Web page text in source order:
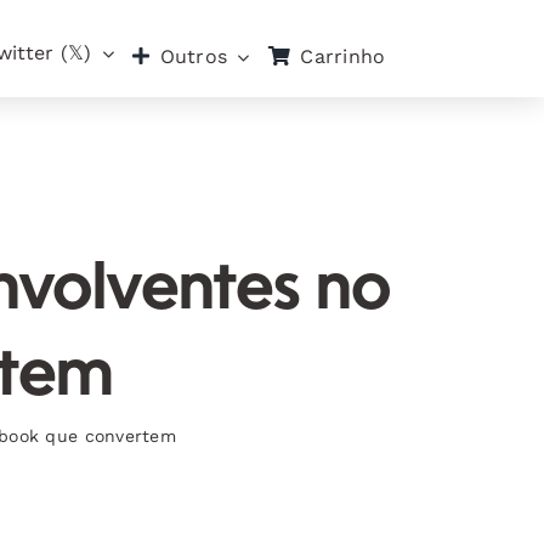
(𝕏) Outros Carrinho
no
que convertem